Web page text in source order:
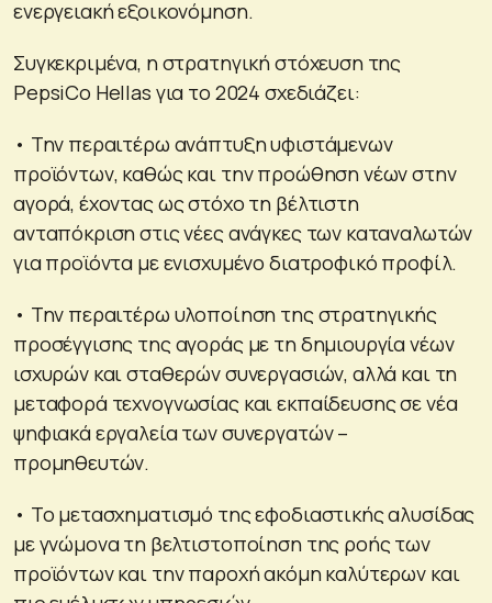
ενεργειακή εξοικονόμηση.
Συγκεκριμένα, η στρατηγική στόχευση της
PepsiCo Hellas για το 2024 σχεδιάζει:
• Την περαιτέρω ανάπτυξη υφιστάμενων
προϊόντων, καθώς και την προώθηση νέων στην
αγορά, έχοντας ως στόχο τη βέλτιστη
ανταπόκριση στις νέες ανάγκες των καταναλωτών
για προϊόντα με ενισχυμένο διατροφικό προφίλ.
• Την περαιτέρω υλοποίηση της στρατηγικής
προσέγγισης της αγοράς με τη δημιουργία νέων
ισχυρών και σταθερών συνεργασιών, αλλά και τη
μεταφορά τεχνογνωσίας και εκπαίδευσης σε νέα
ψηφιακά εργαλεία των συνεργατών –
προμηθευτών.
• Το μετασχηματισμό της εφοδιαστικής αλυσίδας
με γνώμονα τη βελτιστοποίηση της ροής των
προϊόντων και την παροχή ακόμη καλύτερων και